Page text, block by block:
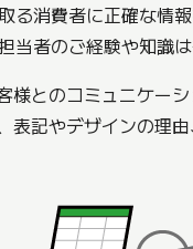
る消費者に正確な情
当者のご経験や知識
様とのコミュニケー
記やデザインの理